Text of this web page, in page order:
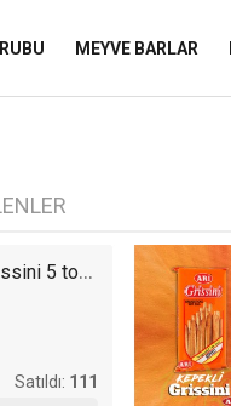
MEYVE BARLAR
Eksi Maya Grissini 5 tohumlu 100gr 12'li Paket
Satıldı: 111